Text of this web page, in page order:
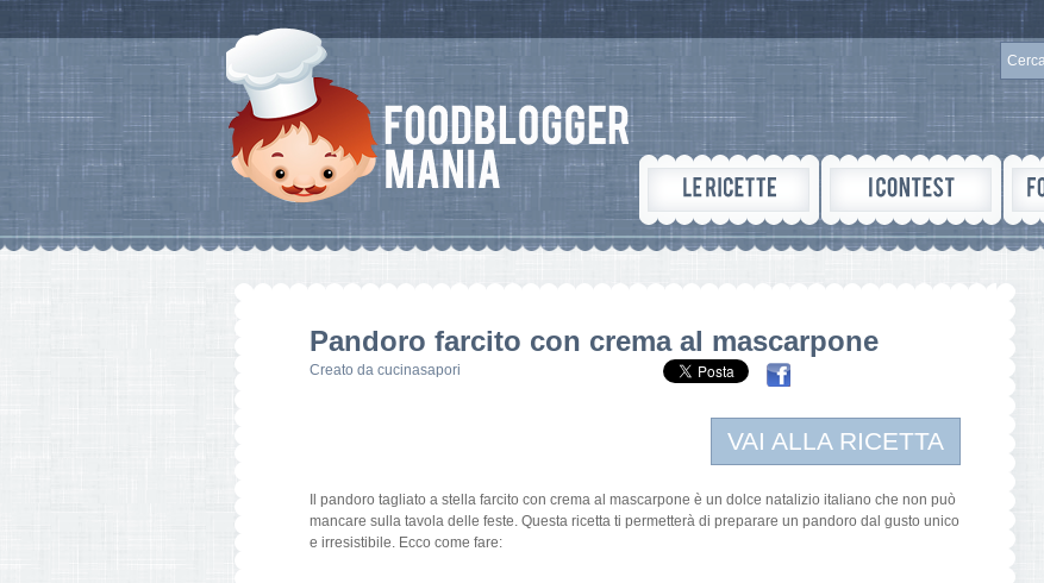
Pandoro farcito con crema al mascarpone
Creato da cucinasapori
VAI ALLA RICETTA
Il pandoro tagliato a stella farcito con crema al mascarpone è un dolce natalizio italiano che non può
mancare sulla tavola delle feste. Questa ricetta ti permetterà di preparare un pandoro dal gusto unico
e irresistibile. Ecco come fare: